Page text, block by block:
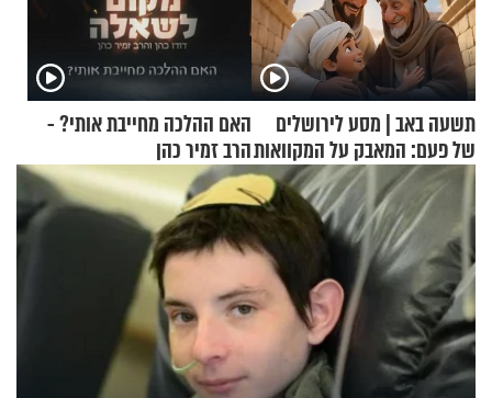
תשעה באב | מסע לירושלים
של פעם: המאבק על המקוואות
האם ההלכה מחייבת אותי? -
הרב זמיר כהן